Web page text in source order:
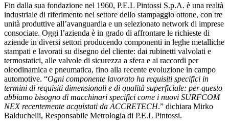
Fin dalla sua fondazione nel 1960, P.E.L Pintossi S.p.A. è una realtà
industriale di riferimento nel settore dello stampaggio ottone, con tre
unità produttive all’avanguardia e un selezionato network di imprese
consociate. Oggi l’azienda è in grado di affrontare le richieste di
aziende in diversi settori producendo componenti in leghe metalliche
stampati e lavorati su disegno del cliente: dai rubinetti valvolati e
termostatici, alle valvole di sicurezza a sfera e ai raccordi per
oleodinamica e pneumatica, fino alla recente evoluzione in campo
automotive. “Ogni componente lavorato ha requisiti specifici in
termini di requisiti dimensionali e di qualità superficiale: per questo
abbiamo bisogno di macchinari specifici come i nuovi SURFCOM
NEX recentemente acquistati da ACCRETECH.” dichiara Mirko
Balduchelli, Responsabile Metrologia di P.E.L Pintossi.